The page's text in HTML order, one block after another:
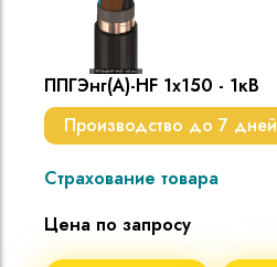
ППГЭнг(A)-HF 1х150 - 1кВ
Производство до 7 дней
Страхование товара
Цена по запросу